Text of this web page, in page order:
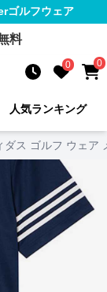
ゴルフウェア
料
0 0
人気ランキング
ダス ゴルフ ウェア